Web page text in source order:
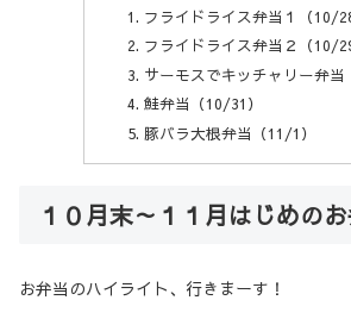
フライドライス弁当１（10/28
フライドライス弁当２（10/29
サーモスでキッチャリー弁当
鮭弁当（10/31）
豚バラ大根弁当（11/1）
１０月末～１１月はじめの
お弁当のハイライト、行きまーす！